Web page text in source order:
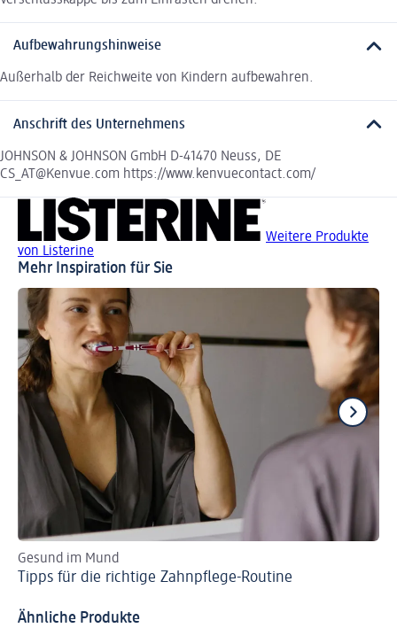
Aufbewahrungshinweise
Außerhalb der Reichweite von Kindern aufbewahren.
Anschrift des Unternehmens
JOHNSON & JOHNSON GmbH D-41470 Neuss, DE
CS_AT@Kenvue.com https://www.kenvuecontact.com/
Weitere Produkte
von Listerine
Mehr Inspiration für Sie
Gesund im Mund
Tipps für die richtige Zahnpflege-Routine
Ähnliche Produkte